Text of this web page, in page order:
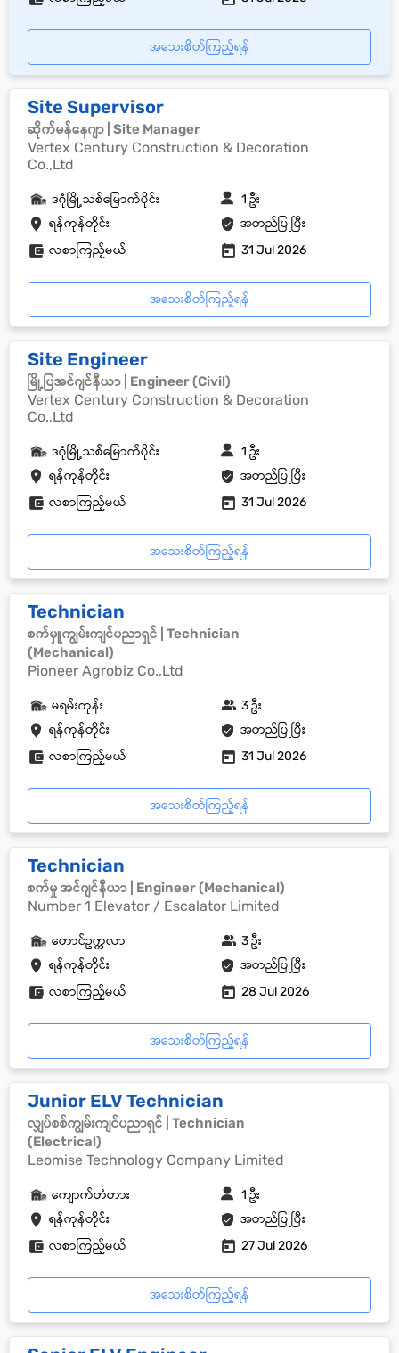
အသေးစိတ်ကြည့်ရန်
Site Supervisor
ဆိုက်မန်နေဂျာ | Site Manager
Vertex Century Construction & Decoration
Co.,Ltd
ရန်ကုန်တိုင်း အတည်ပြုပြီး
ဒဂုံမြို့သစ်မြောက်ပိုင်း 1 ဦး
လစာကြည့်မယ် 31 Jul 2026
အသေးစိတ်ကြည့်ရန်
Site Engineer
မြို့ပြအင်ဂျင်နီယာ | Engineer (Civil)
Vertex Century Construction & Decoration
Co.,Ltd
ရန်ကုန်တိုင်း အတည်ပြုပြီး
ဒဂုံမြို့သစ်မြောက်ပိုင်း 1 ဦး
လစာကြည့်မယ် 31 Jul 2026
အသေးစိတ်ကြည့်ရန်
Technician
စက်မှူကျွမ်းကျင်ပညာရှင် | Technician
(Mechanical)
Pioneer Agrobiz Co.,Ltd
ရန်ကုန်တိုင်း အတည်ပြုပြီး
မရမ်းကုန်း 3 ဦး
လစာကြည့်မယ် 31 Jul 2026
အသေးစိတ်ကြည့်ရန်
Technician
စက်မှု အင်ဂျင်နီယာ | Engineer (Mechanical)
Number 1 Elevator / Escalator Limited
ရန်ကုန်တိုင်း အတည်ပြုပြီး
တောင်ဥက္ကလာ 3 ဦး
လစာကြည့်မယ် 28 Jul 2026
အသေးစိတ်ကြည့်ရန်
Junior ELV Technician
လျှပ်စစ်ကျွမ်းကျင်ပညာရှင် | Technician
(Electrical)
Leomise Technology Company Limited
ရန်ကုန်တိုင်း အတည်ပြုပြီး
ကျောက်တံတား 1 ဦး
လစာကြည့်မယ် 27 Jul 2026
အသေးစိတ်ကြည့်ရန်